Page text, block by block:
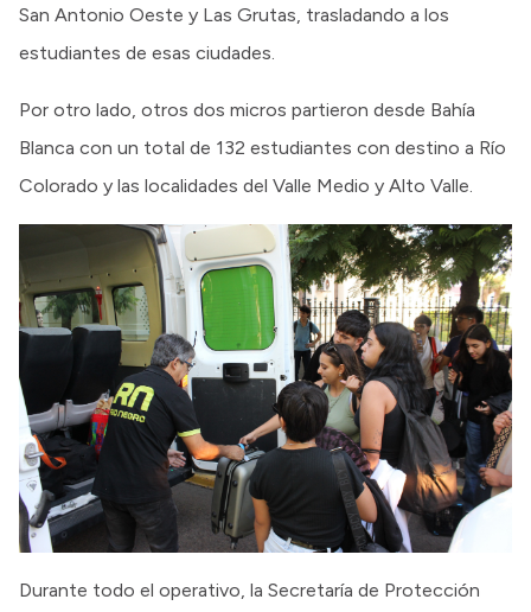
San Antonio Oeste y Las Grutas, trasladando a los
estudiantes de esas ciudades.
Por otro lado, otros dos micros partieron desde Bahía
Blanca con un total de 132 estudiantes con destino a Río
Colorado y las localidades del Valle Medio y Alto Valle.
Durante todo el operativo, la Secretaría de Protección